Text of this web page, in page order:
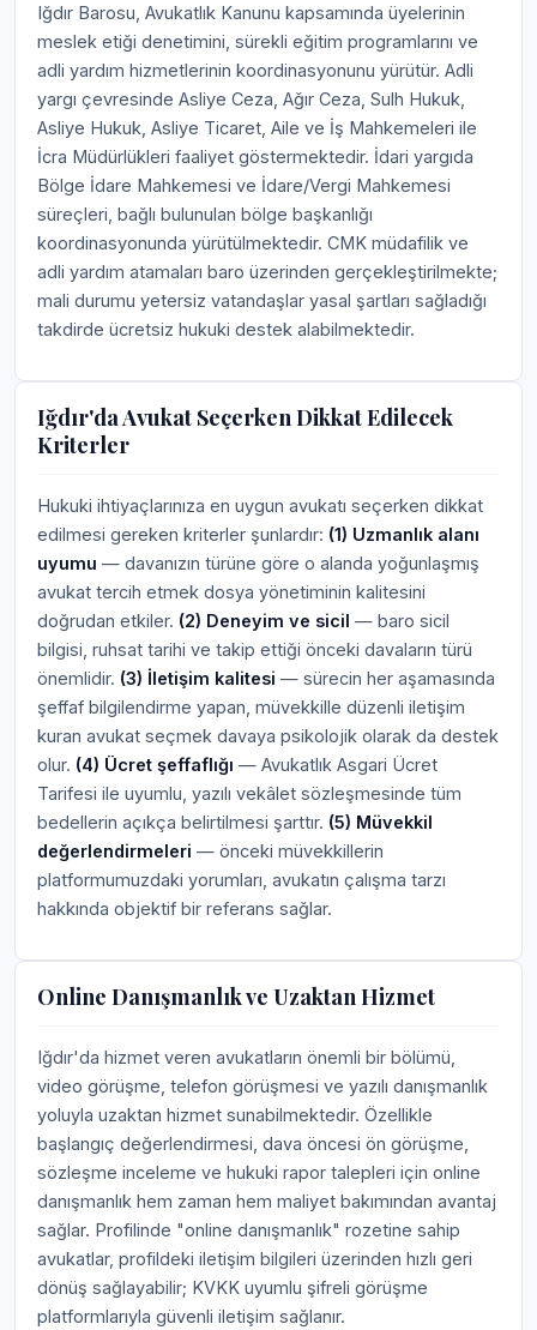
Iğdır Barosu, Avukatlık Kanunu kapsamında üyelerinin
meslek etiği denetimini, sürekli eğitim programlarını ve
adli yardım hizmetlerinin koordinasyonunu yürütür. Adli
yargı çevresinde Asliye Ceza, Ağır Ceza, Sulh Hukuk,
Asliye Hukuk, Asliye Ticaret, Aile ve İş Mahkemeleri ile
İcra Müdürlükleri faaliyet göstermektedir. İdari yargıda
Bölge İdare Mahkemesi ve İdare/Vergi Mahkemesi
süreçleri, bağlı bulunulan bölge başkanlığı
koordinasyonunda yürütülmektedir. CMK müdafilik ve
adli yardım atamaları baro üzerinden gerçekleştirilmekte;
mali durumu yetersiz vatandaşlar yasal şartları sağladığı
takdirde ücretsiz hukuki destek alabilmektedir.
Iğdır'da Avukat Seçerken Dikkat Edilecek
Kriterler
Hukuki ihtiyaçlarınıza en uygun avukatı seçerken dikkat
edilmesi gereken kriterler şunlardır: (1) Uzmanlık alanı
uyumu — davanızın türüne göre o alanda yoğunlaşmış
avukat tercih etmek dosya yönetiminin kalitesini
doğrudan etkiler. (2) Deneyim ve sicil — baro sicil
bilgisi, ruhsat tarihi ve takip ettiği önceki davaların türü
önemlidir. (3) İletişim kalitesi — sürecin her aşamasında
şeffaf bilgilendirme yapan, müvekkille düzenli iletişim
kuran avukat seçmek davaya psikolojik olarak da destek
olur. (4) Ücret şeffaflığı — Avukatlık Asgari Ücret
Tarifesi ile uyumlu, yazılı vekâlet sözleşmesinde tüm
bedellerin açıkça belirtilmesi şarttır. (5) Müvekkil
değerlendirmeleri — önceki müvekkillerin
platformumuzdaki yorumları, avukatın çalışma tarzı
hakkında objektif bir referans sağlar.
Online Danışmanlık ve Uzaktan Hizmet
Iğdır'da hizmet veren avukatların önemli bir bölümü,
video görüşme, telefon görüşmesi ve yazılı danışmanlık
yoluyla uzaktan hizmet sunabilmektedir. Özellikle
başlangıç değerlendirmesi, dava öncesi ön görüşme,
sözleşme inceleme ve hukuki rapor talepleri için online
danışmanlık hem zaman hem maliyet bakımından avantaj
sağlar. Profilinde "online danışmanlık" rozetine sahip
avukatlar, profildeki iletişim bilgileri üzerinden hızlı geri
dönüş sağlayabilir; KVKK uyumlu şifreli görüşme
platformlarıyla güvenli iletişim sağlanır.